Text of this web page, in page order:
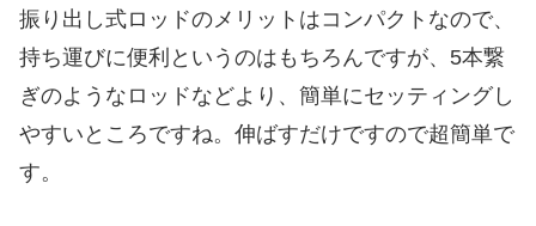
振り出し式ロッドのメリットはコンパクトなので、
持ち運びに便利というのはもちろんですが、5本繋
ぎのようなロッドなどより、簡単にセッティングし
やすいところですね。伸ばすだけですので超簡単で
す。